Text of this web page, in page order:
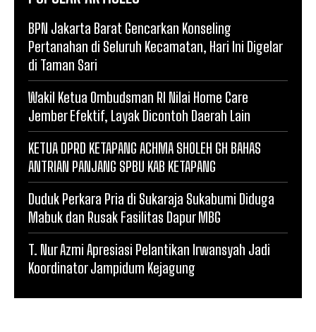
BPN Jakarta Barat Gencarkan Konseling
Pertanahan di Seluruh Kecamatan, Hari Ini Digelar
di Taman Sari
Wakil Ketua Ombudsman RI Nilai Home Care
Jember Efektif, Layak Dicontoh Daerah Lain
KETUA DPRD KETAPANG ACHMA SHOLEH GH BAHAS
ANTRIAN PANJANG SPBU KAB KETAPANG
Duduk Perkara Pria di Sukaraja Sukabumi Diduga
Mabuk dan Rusak Fasilitas Dapur MBG
T. Nur Azmi Apresiasi Pelantikan Irwansyah Jadi
Koordinator Jampidum Kejagung